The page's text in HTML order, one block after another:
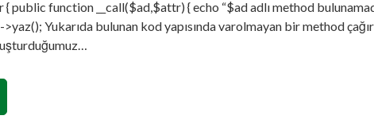
public function __call($ad,$attr) { echo “$ad adlı method
Yukarıda bulunan kod yapısında varolmayan bir method